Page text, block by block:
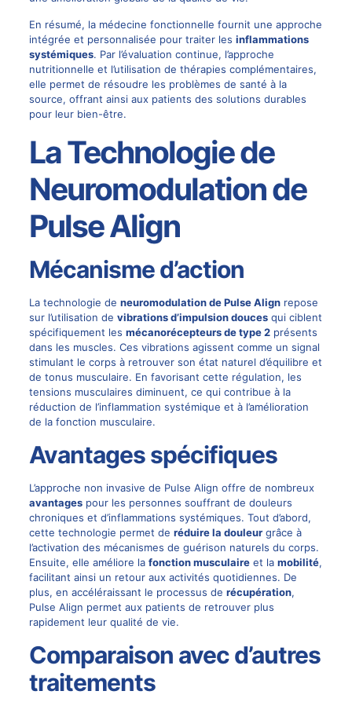
En résumé, la médecine fonctionnelle fournit une approche
intégrée et personnalisée pour traiter les inflammations
systémiques. Par l’évaluation continue, l’approche
nutritionnelle et l’utilisation de thérapies complémentaires,
elle permet de résoudre les problèmes de santé à la
source, offrant ainsi aux patients des solutions durables
pour leur bien-être.
La Technologie de
Neuromodulation de
Pulse Align
Mécanisme d’action
La technologie de neuromodulation dePulse Alignrepose
sur l’utilisation de vibrations d’impulsion doucesqui ciblent
spécifiquement les mécanorécepteurs de type 2présents
dans les muscles. Ces vibrations agissent comme un signal
stimulant le corps à retrouver son état naturel d’équilibre et
de tonus musculaire. En favorisant cette régulation, les
tensions musculaires diminuent, ce qui contribue à la
réduction de l’inflammation systémique et à l’amélioration
de la fonction musculaire.
Avantages spécifiques
L’approche non invasive de Pulse Align offre de nombreux
avantagespour les personnes souffrant de douleurs
chroniques et d’inflammations systémiques. Tout d’abord,
cette technologie permet de réduire la douleurgrâce à
l’activation des mécanismes de guérison naturels du corps.
Ensuite, elle améliore la fonction musculaireet la mobilité,
facilitant ainsi un retour aux activités quotidiennes. De
plus, en accéléraissant le processus de récupération,
Pulse Align permet aux patients de retrouver plus
rapidement leur qualité de vie.
Comparaison avec d’autres
traitements